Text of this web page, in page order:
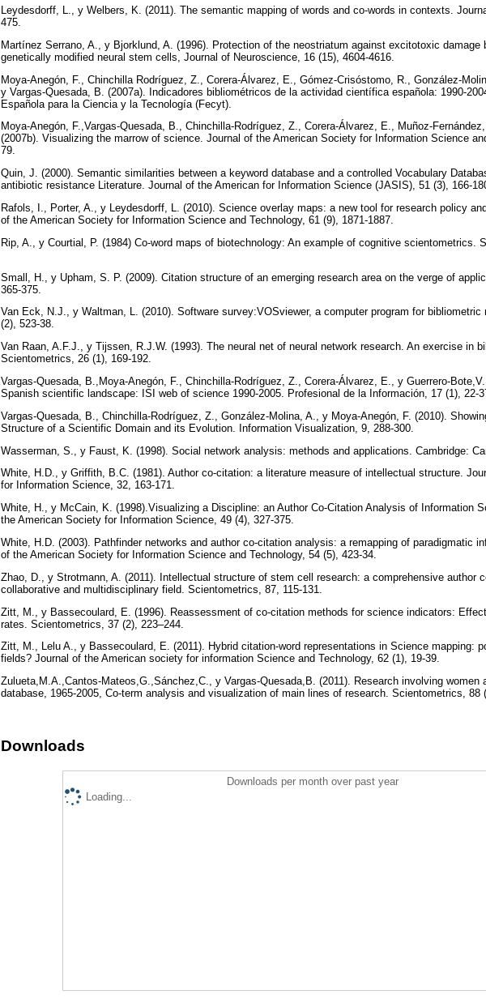
Leydesdorff, L., y Welbers, K. (2011). The semantic mapping of words and co-words in contexts.
475.
Martínez Serrano, A., y Bjorklund, A. (1996). Protection of the neostriatum against excitotoxic damage
genetically modified neural stem cells, Journal of Neuroscience, 16 (15), 4604-4616.
Moya-Anegón, F., Chinchilla Rodríguez, Z., Corera-Álvarez, E., Gómez-Crisóstomo, R., González-
y Vargas-Quesada, B. (2007a). Indicadores bibliométricos de la actividad científica española: 1990-
Española para la Ciencia y la Tecnología (Fecyt).
Moya-Anegón, F.,Vargas-Quesada, B., Chinchilla-Rodríguez, Z., Corera-Álvarez, E., Muñoz-
(2007b). Visualizing the marrow of science. Journal of the American Society for Information Science
79.
Quin, J. (2000). Semantic similarities between a keyword database and a controlled Vocabulary
antibiotic resistance Literature. Journal of the American for Information Science (JASIS), 51 (3), 166-
Rafols, I., Porter, A., y Leydesdorff, L. (2010). Science overlay maps: a new tool for research policy
of the American Society for Information Science and Technology, 61 (9), 1871-1887.
Rip, A., y Courtial, P. (1984) Co-word maps of biotechnology: An example of cognitive scientometrics.
Small, H., y Upham, S. P. (2009). Citation structure of an emerging research area on the verge of
365-375.
Van Eck, N.J., y Waltman, L. (2010). Software survey:VOSviewer, a computer program for
(2), 523-38.
Van Raan, A.F.J., y Tijssen, R.J.W. (1993). The neural net of neural network research. An exercise in
Scientometrics, 26 (1), 169-192.
Vargas-Quesada, B.,Moya-Anegón, F., Chinchilla-Rodríguez, Z., Corera-Álvarez, E., y Guerrero-
Spanish scientific landscape: ISI web of science 1990-2005. Profesional de la Información, 17 (1), 22-
Vargas-Quesada, B., Chinchilla-Rodríguez, Z., González-Molina, A., y Moya-Anegón, F. (2010).
Structure of a Scientific Domain and its Evolution. Information Visualization, 9, 288-300.
Wasserman, S., y Faust, K. (1998). Social network analysis: methods and applications. Cambridge:
White, H.D., y Griffith, B.C. (1981). Author co-citation: a literature measure of intellectual structure.
for Information Science, 32, 163-171.
White, H., y McCain, K. (1998).Visualizing a Discipline: an Author Co-Citation Analysis of Information
the American Society for Information Science, 49 (4), 327-375.
White, H.D. (2003). Pathfinder networks and author co-citation analysis: a remapping of paradigmatic
of the American Society for Information Science and Technology, 54 (5), 423-34.
Zhao, D., y Strotmann, A. (2011). Intellectual structure of stem cell research: a comprehensive author
collaborative and multidisciplinary field. Scientometrics, 87, 115-131.
Zitt, M., y Bassecoulard, E. (1996). Reassessment of co-citation methods for science indicators:
rates. Scientometrics, 37 (2), 223–244.
Zitt, M., Lelu A., y Bassecoulard, E. (2011). Hybrid citation-word representations in Science mapping:
fields? Journal of the American society for information Science and Technology, 62 (1), 19-39.
Zulueta,M.A.,Cantos-Mateos,G.,Sánchez,C., y Vargas-Quesada,B. (2011). Research involving women
database, 1965-2005, Co-term analysis and visualization of main lines of research. Scientometrics, 88
Downloads
Downloads per month over past year
Loading...